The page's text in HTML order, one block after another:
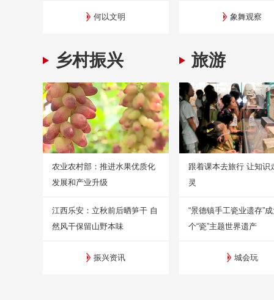
何以文明 象舞观察
乡村振兴
农业农村部：推进水果优质化
发展和产业升级
江西乐安：立秋前后晒笋干 自
然风干保留山野本味
振兴资讯
旅游
跟着课本去旅行 让知识
灵
“景德镇手工瓷业遗存”
个“瓷”主题世界遗产
城会玩